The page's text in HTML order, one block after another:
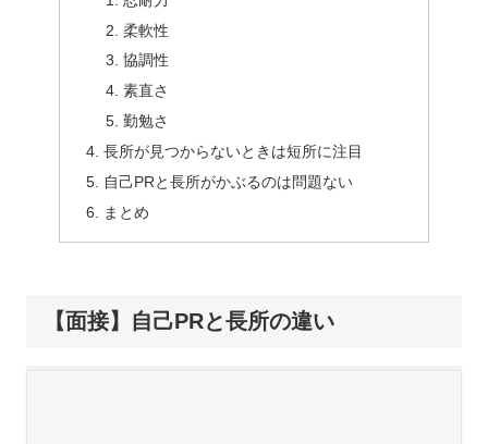
柔軟性
協調性
素直さ
勤勉さ
長所が見つからないときは短所に注目
自己PRと長所がかぶるのは問題ない
まとめ
【面接】自己PRと長所の違い